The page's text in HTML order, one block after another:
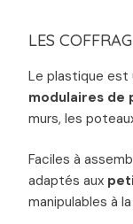
LES
Le plastique est
modulaires de
murs, les
Faciles à
adaptés aux
manipulables à